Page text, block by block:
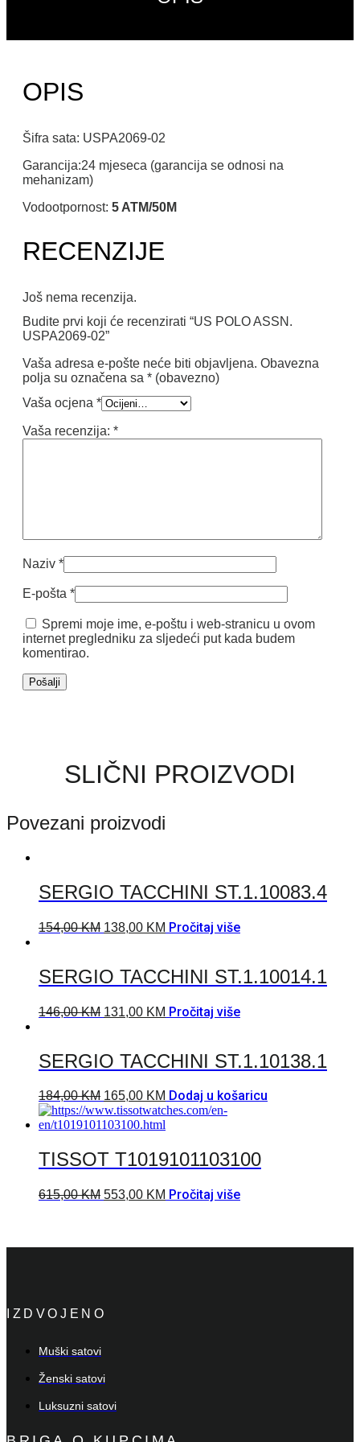
OPIS
Šifra sata: USPA2069-02
Garancija:24 mjeseca (garancija se odnosi na
mehanizam)
Vodootpornost: 5 ATM/50M
RECENZIJE
Još nema recenzija.
Budite prvi koji će recenzirati “US POLO ASSN.
USPA2069-02”
Vaša adresa e-pošte neće biti objavljena. Obavezna
polja su označena sa * (obavezno)
Vaša ocjena *
Vaša recenzija: *
Naziv *
E-pošta *
Spremi moje ime, e-poštu i web-stranicu u ovom
internet pregledniku za sljedeći put kada budem
komentirao.
SLIČNI PROIZVODI
Povezani proizvodi
SERGIO TACCHINI ST.1.10083.4
154,00KM 138,00 KM Pročitaj više
SERGIO TACCHINI ST.1.10014.1
146,00KM 131,00 KM Pročitaj više
SERGIO TACCHINI ST.1.10138.1
184,00KM 165,00 KM Dodaj u košaricu
TISSOT T1019101103100
615,00KM 553,00 KM Pročitaj više
IZDVOJENO
Muški satovi
Ženski satovi
Luksuzni satovi